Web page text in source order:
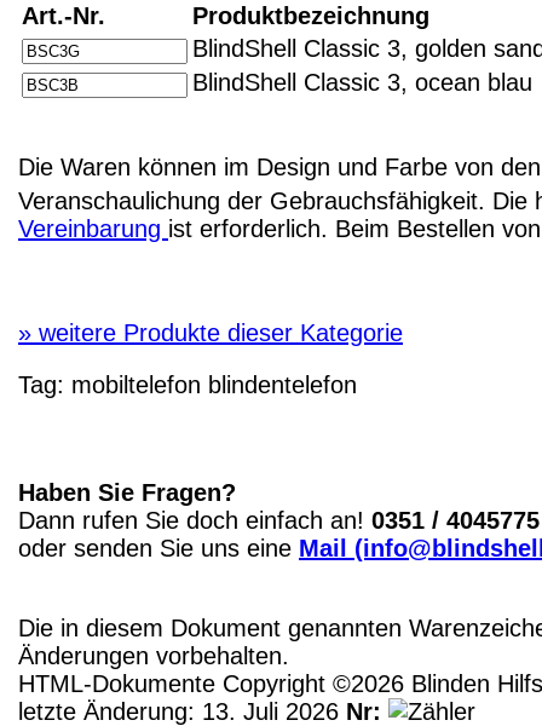
Art.-Nr.
Produktbezeichnung
BlindShell Classic 3, golden
BlindShell Classic 3, ocean blau
Die Waren können im Design und Farbe von
Veranschaulichung der Gebrauchsfähigkeit.
Vereinbarung ist erforderlich. Beim Bestellen
» weitere Produkte dieser Kategorie
Tag: mobiltelefon blindentelefon
Haben Sie Fragen?
Dann rufen Sie doch einfach an! 0351 / 4045775
oder senden Sie uns eine Mail
Die in diesem Dokument genannten
Änderungen vorbehalten.
HTML-Dokumente Copyright ©2026 Blinden
letzte Änderung: 13. Juli 2026 Nr: